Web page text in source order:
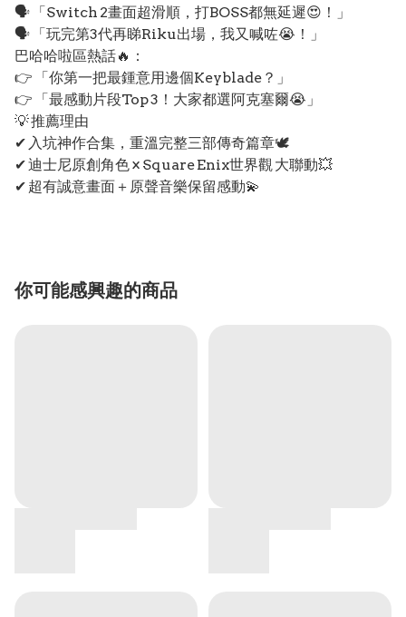
🗣️ 「Switch 2畫面超滑順，打BOSS都無延遲😍！」
🗣️ 「玩完第3代再睇Riku出場，我又喊咗😭！」
巴哈哈啦區熱話🔥：
👉 「你第一把最鍾意用邊個Keyblade？」
👉 「最感動片段Top 3！大家都選阿克塞爾😭」
💡 推薦理由
✔ 入坑神作合集，重溫完整三部傳奇篇章🕊️
✔ 迪士尼原創角色 × Square Enix世界觀 大聯動💥
✔ 超有誠意畫面＋原聲音樂保留感動💫
你可能感興趣的商品